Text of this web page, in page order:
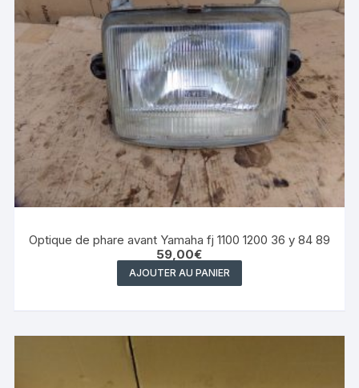
Optique de phare avant Yamaha fj 1100 1200 36 y 84 89
59,00€
AJOUTER AU PANIER